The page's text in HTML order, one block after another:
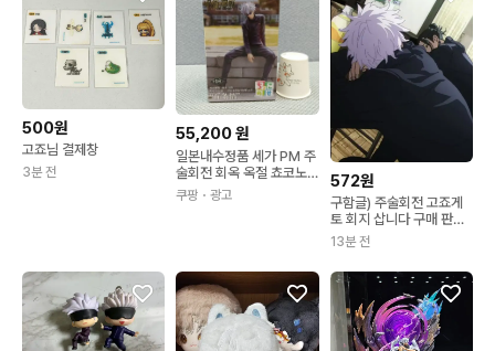
500원
고죠님 결제창
3분 전
55,200원
일본내수정품 세가 PM 주
술회전 회옥 옥절 쵸코노
쿠팡 ・광고
572원
구함글) 주술회전 고죠게
토 회지 삽니다 구매 판매
양도
13분 전